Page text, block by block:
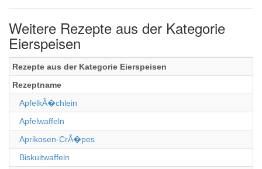
Weitere Rezepte aus der Kategorie
Eierspeisen
Rezepte aus der Kategorie Eierspeisen
Rezeptname
ApfelkÃ�chlein
Apfelwaffeln
Aprikosen-CrÃ�pes
Biskuitwaffeln